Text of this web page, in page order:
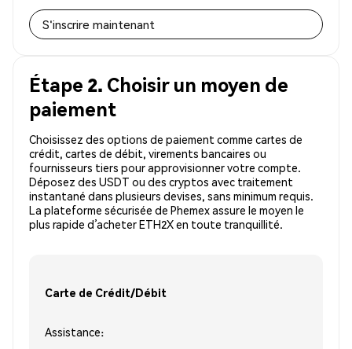
S'inscrire maintenant
Étape 2. Choisir un moyen de
paiement
Choisissez des options de paiement comme cartes de
crédit, cartes de débit, virements bancaires ou
fournisseurs tiers pour approvisionner votre compte.
Déposez des USDT ou des cryptos avec traitement
instantané dans plusieurs devises, sans minimum requis.
La plateforme sécurisée de Phemex assure le moyen le
plus rapide d’acheter ETH2X en toute tranquillité.
Carte de Crédit/Débit
Assistance: